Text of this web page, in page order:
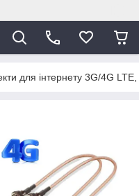
для інтернету 3G/4G